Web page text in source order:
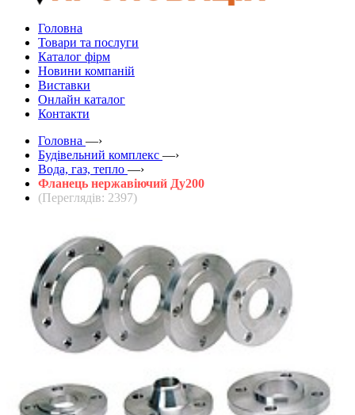
Головна
Товари та послуги
Каталог фірм
Новини компаній
Виставки
Онлайн каталог
Контакти
Головна —›
Будівельний комплекс —›
Вода, газ, тепло —›
Фланець нержавіючий Ду200
(Переглядів: 2397)